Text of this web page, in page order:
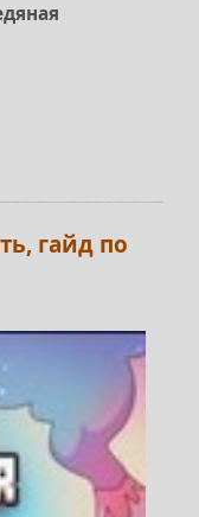
гайд по